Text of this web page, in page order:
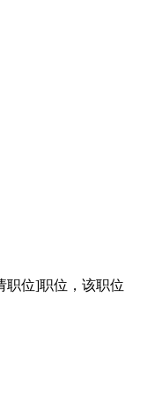
职位]职位，该职位